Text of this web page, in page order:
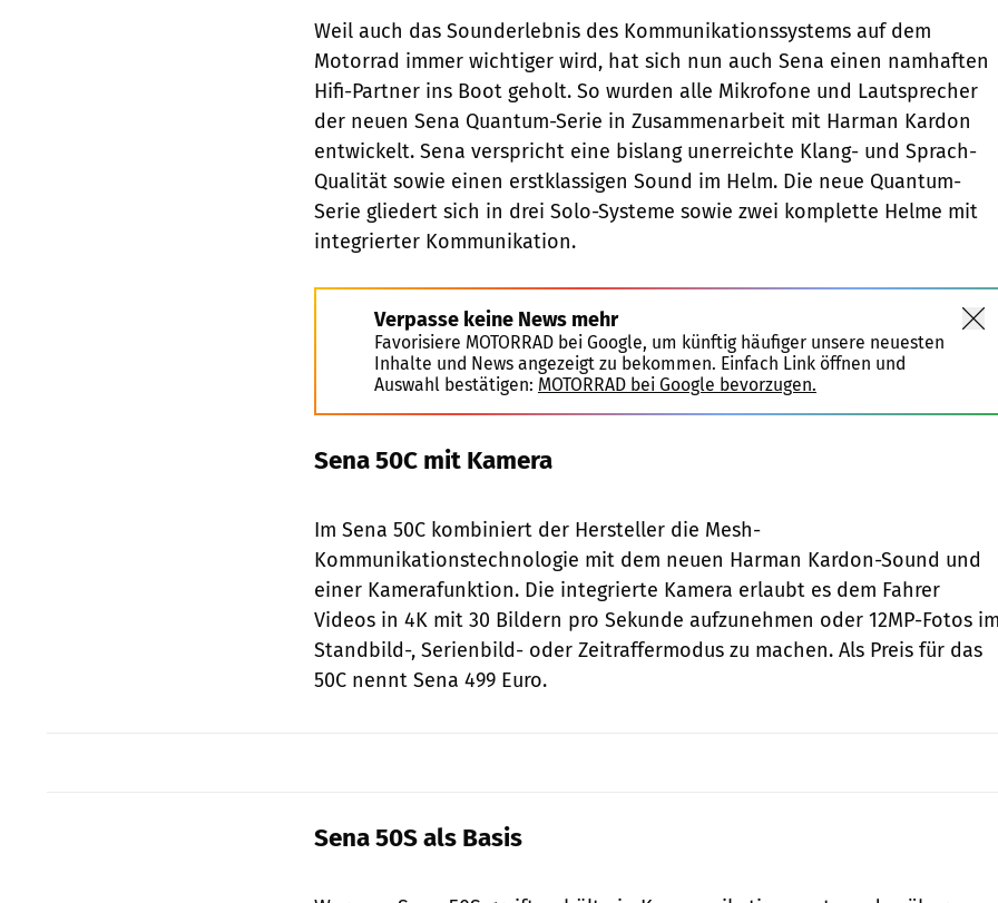
Weil auch das Sounderlebnis des Kommunikationssystems auf dem
Motorrad immer wichtiger wird, hat sich nun auch Sena einen namhaften
Hifi-Partner ins Boot geholt. So wurden alle Mikrofone und Lautsprecher
der neuen Sena Quantum-Serie in Zusammenarbeit mit Harman Kardon
entwickelt. Sena verspricht eine bislang unerreichte Klang- und Sprach-
Qualität sowie einen erstklassigen Sound im Helm. Die neue Quantum-
Serie gliedert sich in drei Solo-Systeme sowie zwei komplette Helme mit
integrierter Kommunikation.
Verpasse keine News mehr
Favorisiere MOTORRAD bei Google, um künftig häufiger unsere neuesten
Inhalte und News angezeigt zu bekommen. Einfach Link öffnen und
Auswahl bestätigen: MOTORRAD bei Google bevorzugen.
Sena 50C mit Kamera
Im Sena 50C kombiniert der Hersteller die Mesh-
Kommunikationstechnologie mit dem neuen Harman Kardon-Sound und
einer Kamerafunktion. Die integrierte Kamera erlaubt es dem Fahrer
Videos in 4K mit 30 Bildern pro Sekunde aufzunehmen oder 12MP-Fotos
Standbild-, Serienbild- oder Zeitraffermodus zu machen. Als Preis für das
50C nennt Sena 499 Euro.
Sena 50S als Basis